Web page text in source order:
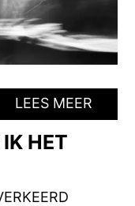
LEES MEER
HET